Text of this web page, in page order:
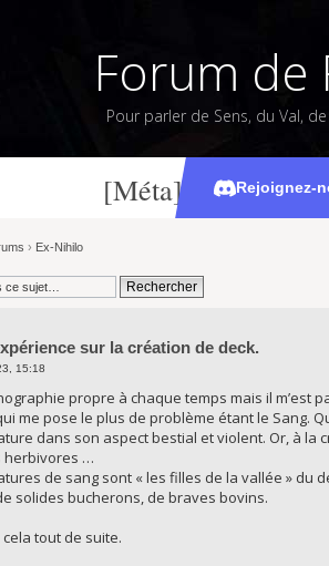
Forum de
Pour parler de Sens, du Val,
Rejoignez-
[Méta] Retour
› Ex-Nihilo
sur la création de deck.
15:18
propre à chaque temps mais il
me pose le plus de problème étant le Sang.
dans son aspect bestial et violent. Or, à
herbivores …
de sang sont « les filles de la vallée » du
solides bucherons, de braves bovins.
cela tout de suite.